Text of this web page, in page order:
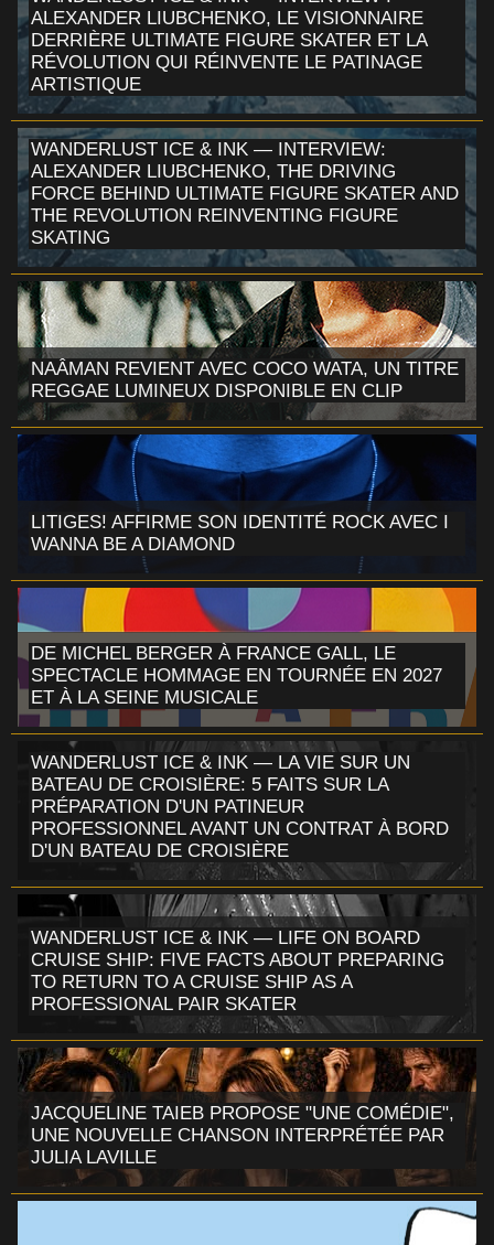
ALEXANDER LIUBCHENKO, LE VISIONNAIRE
DERRIÈRE ULTIMATE FIGURE SKATER ET LA
RÉVOLUTION QUI RÉINVENTE LE PATINAGE
ARTISTIQUE
WANDERLUST ICE & INK — INTERVIEW:
ALEXANDER LIUBCHENKO, THE DRIVING
FORCE BEHIND ULTIMATE FIGURE SKATER AND
THE REVOLUTION REINVENTING FIGURE
SKATING
NAÂMAN REVIENT AVEC COCO WATA, UN TITRE
REGGAE LUMINEUX DISPONIBLE EN CLIP
LITIGES! AFFIRME SON IDENTITÉ ROCK AVEC I
WANNA BE A DIAMOND
DE MICHEL BERGER À FRANCE GALL, LE
SPECTACLE HOMMAGE EN TOURNÉE EN 2027
ET À LA SEINE MUSICALE
WANDERLUST ICE & INK — LA VIE SUR UN
BATEAU DE CROISIÈRE: 5 FAITS SUR LA
PRÉPARATION D'UN PATINEUR
PROFESSIONNEL AVANT UN CONTRAT À BORD
D'UN BATEAU DE CROISIÈRE
WANDERLUST ICE & INK — LIFE ON BOARD
CRUISE SHIP: FIVE FACTS ABOUT PREPARING
TO RETURN TO A CRUISE SHIP AS A
PROFESSIONAL PAIR SKATER
JACQUELINE TAIEB PROPOSE "UNE COMÉDIE",
UNE NOUVELLE CHANSON INTERPRÉTÉE PAR
JULIA LAVILLE